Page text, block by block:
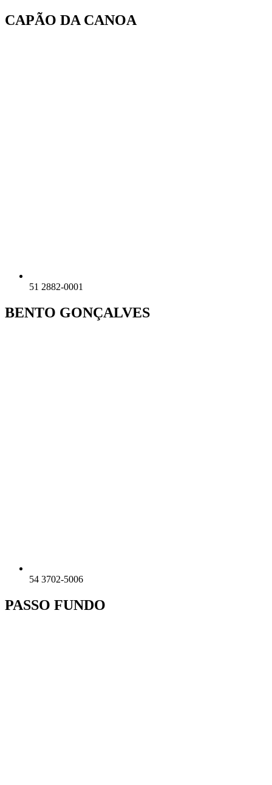
Ir
para
CAPÃO DA CANOA
51 2882-0001
BENTO GONÇALVES
54 3702-5006
PASSO FUNDO